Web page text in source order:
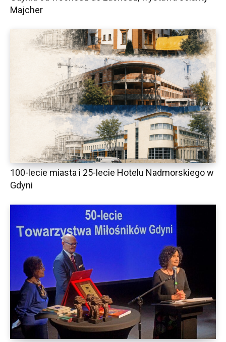
Majcher
100-lecie miasta i 25-lecie Hotelu Nadmorskiego w
Gdyni